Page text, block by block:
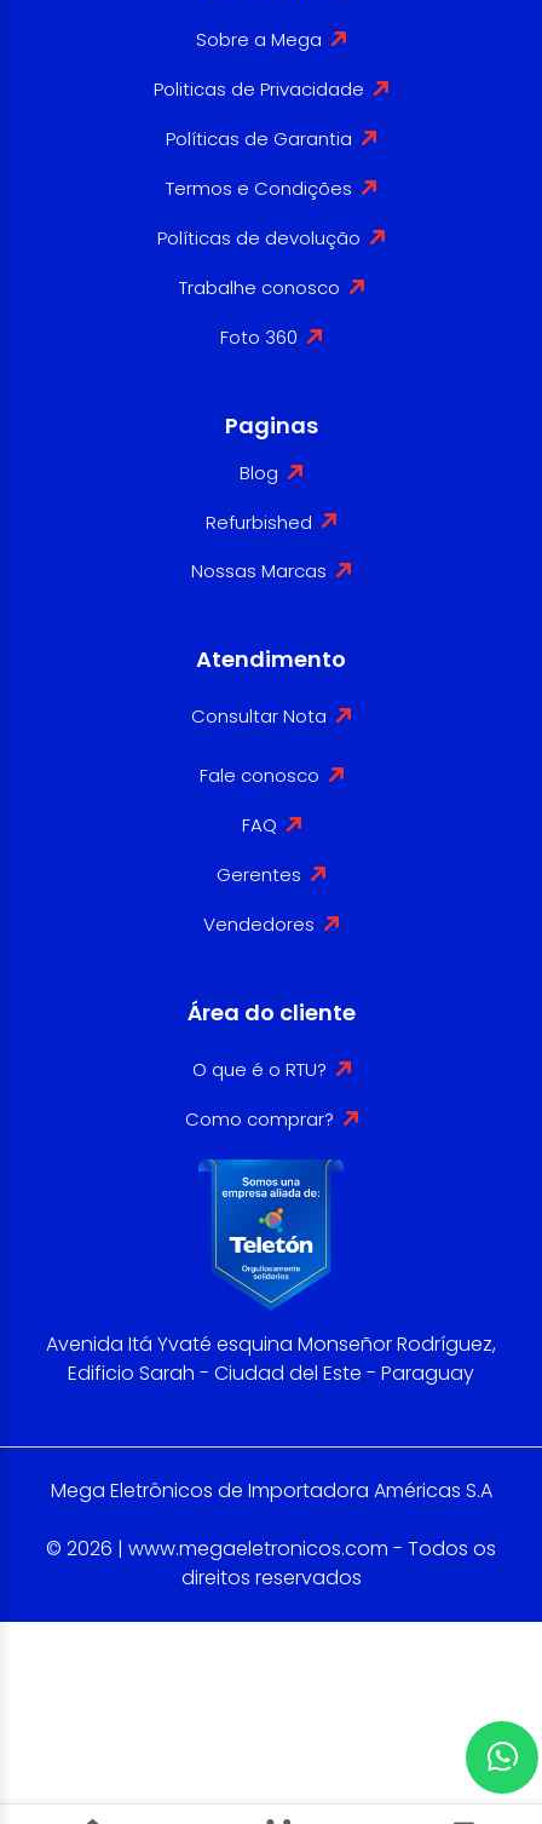
Sobre a Mega
Politicas de Privacidade
Políticas de Garantia
Termos e Condições
Políticas de devolução
Trabalhe conosco
Foto 360
Paginas
Blog
Refurbished
Nossas Marcas
Atendimento
Consultar Nota
Fale conosco
FAQ
Gerentes
Vendedores
Área do cliente
O que é o RTU?
Como comprar?
Avenida Itá Yvaté esquina Monseñor Rodríguez,
Edificio Sarah - Ciudad del Este - Paraguay
Mega Eletrônicos de Importadora Américas S.A
© 2026 | www.megaeletronicos.com - Todos os
direitos reservados